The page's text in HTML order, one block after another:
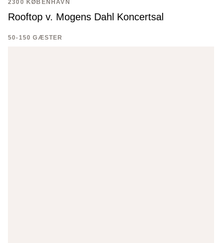
2300 KØBENHAVN
Rooftop v. Mogens Dahl Koncertsal
50-150 GÆSTER